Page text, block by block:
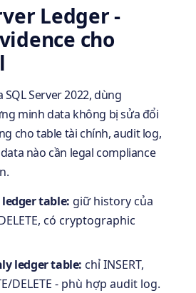
Ledger -
cho
Server 2022, dùng
minh data không bị sửa đổi
cho table tài chính, audit log,
nào cần legal compliance
table: giữ history của
có cryptographic
ledger table: chỉ INSERT,
DELETE - phù hợp audit log.